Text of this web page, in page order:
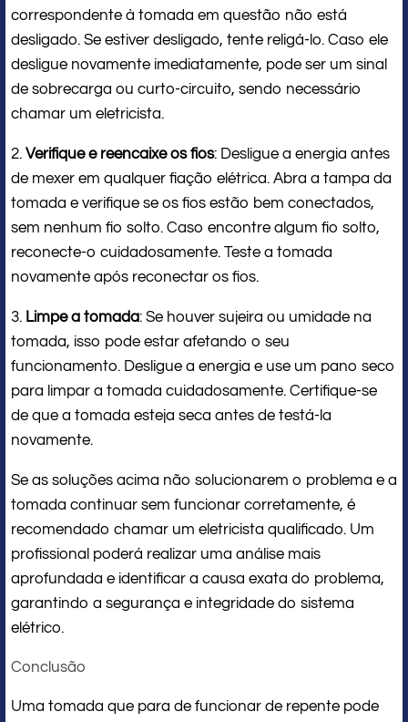
correspondente à tomada em questão não está
desligado. Se estiver desligado, tente religá-lo. Caso ele
desligue novamente imediatamente, pode ser um sinal
de sobrecarga ou curto-circuito, sendo necessário
chamar um eletricista.
2. Verifique e reencaixe os fios: Desligue a energia antes
de mexer em qualquer fiação elétrica. Abra a tampa da
tomada e verifique se os fios estão bem conectados,
sem nenhum fio solto. Caso encontre algum fio solto,
reconecte-o cuidadosamente. Teste a tomada
novamente após reconectar os fios.
3. Limpe a tomada: Se houver sujeira ou umidade na
tomada, isso pode estar afetando o seu
funcionamento. Desligue a energia e use um pano seco
para limpar a tomada cuidadosamente. Certifique-se
de que a tomada esteja seca antes de testá-la
novamente.
Se as soluções acima não solucionarem o problema e a
tomada continuar sem funcionar corretamente, é
recomendado chamar um eletricista qualificado. Um
profissional poderá realizar uma análise mais
aprofundada e identificar a causa exata do problema,
garantindo a segurança e integridade do sistema
elétrico.
Conclusão
Uma tomada que para de funcionar de repente pode